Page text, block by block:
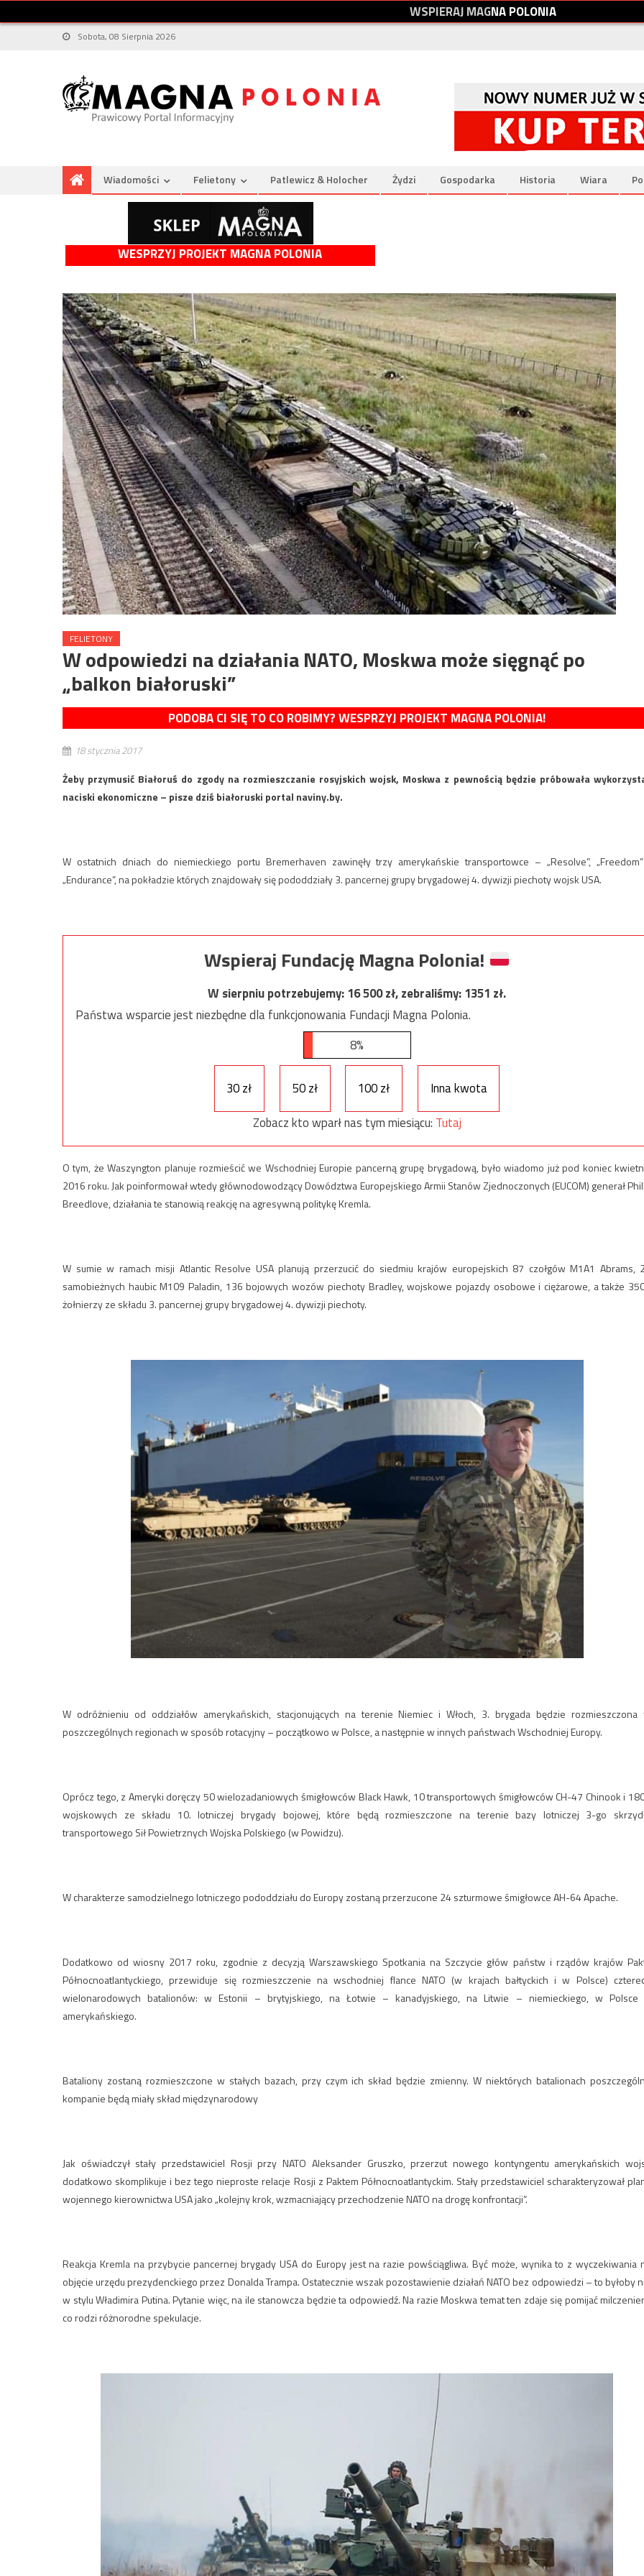
WSPIERAJMAGNAPOLONIA
Sobota, 08 Sierpnia 2026
Wiadomości Felietony Patlewicz & Holocher Żydzi Gospodarka Historia Wiara
WESPRZYJ PROJEKT MAGNA POLONIA
FELIETONY
W odpowiedzi na działania NATO, Moskwa może sięgnąć po
„balkon białoruski”
PODOBA CI SIĘ TO CO ROBIMY? WESPRZYJ PROJEKT MAGNA POLONIA!
18 stycznia 2017
Żeby przymusić Białoruś do zgody na rozmieszczanie rosyjskich wojsk, Moskwa z pewnością będzie próbowała
naciski ekonomiczne – pisze dziś białoruski portal naviny.by.
W ostatnich dniach do niemieckiego portu Bremerhaven zawinęły trzy amerykańskie transportowce – „Resolve”,
„Endurance”, na pokładzie których znajdowały się pododdziały 3. pancernej grupy brygadowej 4. dywizji piechoty wojsk USA.
Wspieraj Fundację Magna Polonia!
W sierpniu potrzebujemy:16 500zł, zebraliśmy:1351 zł.
Państwa wsparcie jest niezbędne dla funkcjonowania Fundacji Magna Polonia.
8%
30 zł 50 zł 100 zł
Inna kwota
Zobacz kto wparł nas tym miesiącu: Tutaj
O tym, że Waszyngton planuje rozmieścić we Wschodniej Europie pancerną grupę brygadową, było wiadomo już pod koniec
2016 roku. Jak poinformował wtedy głównodowodzący Dowództwa Europejskiego Armii Stanów Zjednoczonych (EUCOM) generał
Breedlove, działania te stanowią reakcję na agresywną politykę Kremla.
W sumie w ramach misji Atlantic Resolve USA planują przerzucić do siedmiu krajów europejskich 87 czołgów M1A1 Abrams,
samobieżnych haubic M109 Paladin, 136 bojowych wozów piechoty Bradley, wojskowe pojazdy osobowe i ciężarowe, a także
żołnierzy ze składu 3. pancernej grupy brygadowej 4. dywizji piechoty.
W odróżnieniu od oddziałów amerykańskich, stacjonujących na terenie Niemiec i Włoch, 3. brygada będzie rozmieszczona
poszczególnych regionach w sposób rotacyjny – początkowo w Polsce, a następnie w innych państwach Wschodniej Europy.
Oprócz tego, z Ameryki doręczy 50 wielozadaniowych śmigłowców Black Hawk, 10 transportowych śmigłowców CH-47 Chinook i
wojskowych ze składu 10. lotniczej brygady bojowej, które będą rozmieszczone na terenie bazy lotniczej 3-go
transportowego Sił Powietrznych Wojska Polskiego (w Powidzu).
W charakterze samodzielnego lotniczego pododdziału do Europy zostaną przerzucone 24 szturmowe śmigłowce AH-64 Apache.
Dodatkowo od wiosny 2017 roku, zgodnie z decyzją Warszawskiego Spotkania na Szczycie głów państw i rządów krajów
Północnoatlantyckiego, przewiduje się rozmieszczenie na wschodniej flance NATO (w krajach bałtyckich i w Polsce)
wielonarodowych batalionów: w Estonii – brytyjskiego, na Łotwie – kanadyjskiego, na Litwie – niemieckiego, w Polsce
amerykańskiego.
Bataliony zostaną rozmieszczone w stałych bazach, przy czym ich skład będzie zmienny. W niektórych batalionach
kompanie będą miały skład międzynarodowy
Jak oświadczył stały przedstawiciel Rosji przy NATO Aleksander Gruszko, przerzut nowego kontyngentu amerykańskich
dodatkowo skomplikuje i bez tego nieproste relacje Rosji z Paktem Północnoatlantyckim. Stały przedstawiciel scharakteryzował
wojennego kierownictwa USA jako „kolejny krok, wzmacniający przechodzenie NATO na drogę konfrontacji”.
Reakcja Kremla na przybycie pancernej brygady USA do Europy jest na razie powściągliwa. Być może, wynika to z wyczekiwania
objęcie urzędu prezydenckiego przez Donalda Trampa. Ostatecznie wszak pozostawienie działań NATO bez odpowiedzi – to byłoby
w stylu Władimira Putina. Pytanie więc, na ile stanowcza będzie ta odpowiedź. Na razie Moskwa temat ten zdaje się pomijać
co rodzi różnorodne spekulacje.